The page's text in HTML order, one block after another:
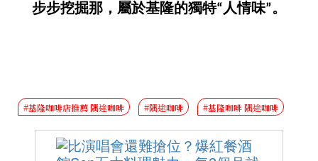
步步挖掘那，屬於基隆的獨特“人情味”。
#基隆咖啡店推薦 隅途咖啡 #隅途咖啡 #基隆咖啡 隅途咖啡